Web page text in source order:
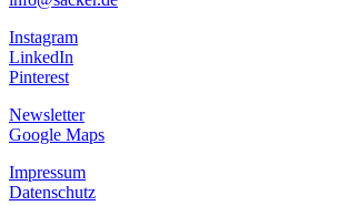
Instagram
LinkedIn
Pinterest
Newsletter
Google Maps
Impressum
Datenschutz